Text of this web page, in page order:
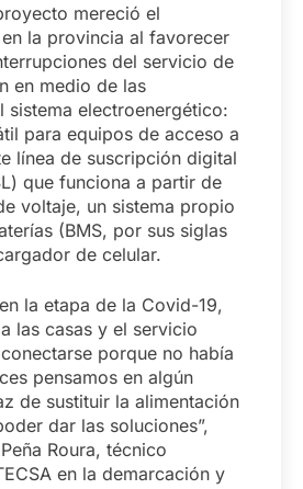
mereció el
la provincia al favorecer
del servicio de
en medio de las
sistema electroenergético:
para equipos de acceso a
línea de suscripción digital
que funciona a partir de
voltaje, un sistema propio
(BMS, por sus siglas
de celular.
la etapa de la Covid-19,
las casas y el servicio
porque no había
pensamos en algún
de sustituir la alimentación
dar las soluciones”,
Roura, técnico
en la demarcación y